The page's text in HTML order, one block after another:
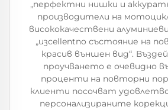
„перфектни нишки и
производители на
висококачествени
„изcellentno състояние на
красив външен вид“.
проучването е очевидно
проценти на повторни
клиенти посочват
персонализираните